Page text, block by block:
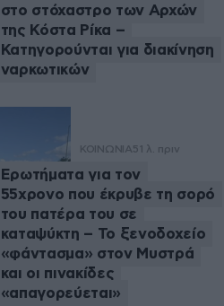
στο στόχαστρο των Αρχών
της Κόστα Ρίκα –
Κατηγορούνται για διακίνηση
ναρκωτικών
ΚΟΙΝΩΝΙΑ51 λ. πριν
Ερωτήματα για τον
55χρονο που έκρυβε τη σορό
του πατέρα του σε
καταψύκτη – Το ξενοδοχείο
«φάντασμα» στον Μυστρά
και οι πινακίδες
«απαγορεύεται»